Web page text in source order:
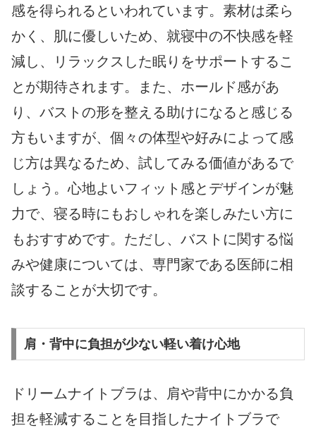
感を得られるといわれています。素材は柔ら
かく、肌に優しいため、就寝中の不快感を軽
減し、リラックスした眠りをサポートするこ
とが期待されます。また、ホールド感があ
り、バストの形を整える助けになると感じる
方もいますが、個々の体型や好みによって感
じ方は異なるため、試してみる価値があるで
しょう。心地よいフィット感とデザインが魅
力で、寝る時にもおしゃれを楽しみたい方に
もおすすめです。ただし、バストに関する悩
みや健康については、専門家である医師に相
談することが大切です。
肩・背中に負担が少ない軽い着け心地
ドリームナイトブラは、肩や背中にかかる負
担を軽減することを目指したナイトブラで